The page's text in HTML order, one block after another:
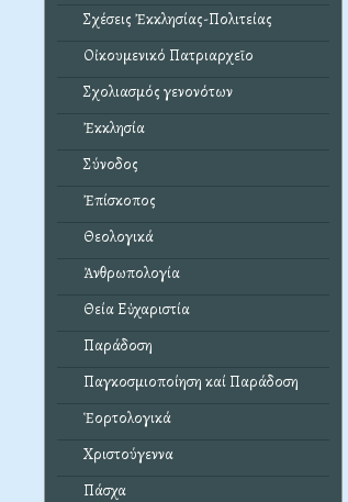
Σχέσεις Ἐκκλησίας-Πολιτείας
Οἰκουμενικό Πατριαρχεῖο
Σχολιασμός γενονότων
Ἐκκλησία
Σύνοδος
Ἐπίσκοπος
Θεολογικά
Ἀνθρωπολογία
Θεία Εὐχαριστία
Παράδοση
Παγκοσμιοποίηση καί Παράδοση
Ἑορτολογικά
Χριστούγεννα
Πάσχα